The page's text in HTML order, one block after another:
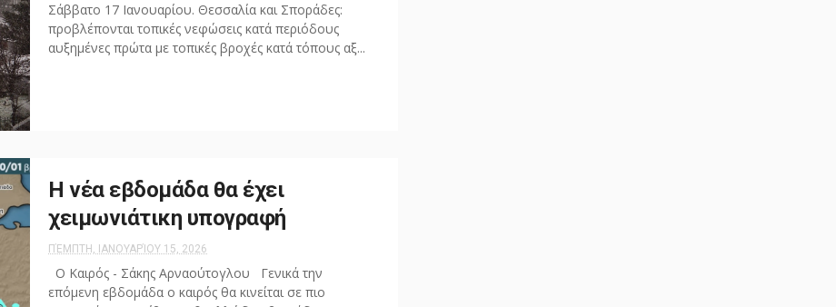
Σάββατο 17 Ιανουαρίου. Θεσσαλία και Σποράδες:
προβλέπονται τοπικές νεφώσεις κατά περιόδους
αυξημένες πρώτα με τοπικές βροχές κατά τόπους αξ...
Η νέα εβδομάδα θα έχει
χειμωνιάτικη υπογραφή
ΠΈΜΠΤΗ, ΙΑΝΟΥΑΡΊΟΥ 15, 2026
Ο Καιρός - Σάκης Αρναούτογλου Γενικά την
επόμενη εβδομάδα ο καιρός θα κινείται σε πιο